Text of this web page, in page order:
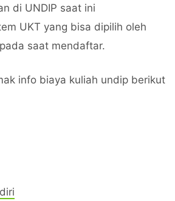
di UNDIP saat ini
UKT yang bisa dipilih oleh
saat mendaftar.
info biaya kuliah undip berikut